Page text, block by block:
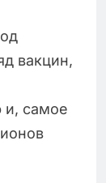
вакцин,
и, самое